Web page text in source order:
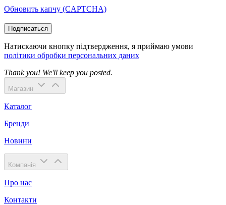
Обновить капчу (CAPTCHA)
Подписаться
Натискаючи кнопку підтвердження, я приймаю умови
політики обробки персональних даних
Thank you! We'll keep you posted.
Магазин
Каталог
Бренди
Новини
Компанія
Про нас
Контакти